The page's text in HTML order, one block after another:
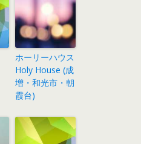
ホーリーハウス
Holy House (成
増・和光市・朝
霞台)